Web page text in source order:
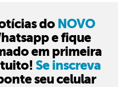
do NOVO
e fique
em primeira
Se inscreva
seu celular